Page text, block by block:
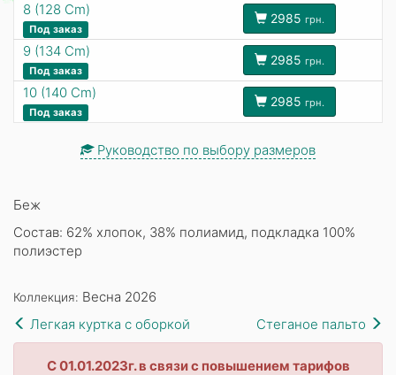
8 (128 Cm)
Под заказ
2985 грн.
9 (134 Cm)
Под заказ
2985 грн.
10 (140 Cm)
Под заказ
2985 грн.
Руководство по выбору размеров
Беж
Состав: 62% хлопок, 38% полиамид, подкладка 100%
полиэстер
Коллекция: Весна 2026
Легкая куртка с оборкой
Стеганое пальто
С 01.01.2023г. в связи с повышением тарифов